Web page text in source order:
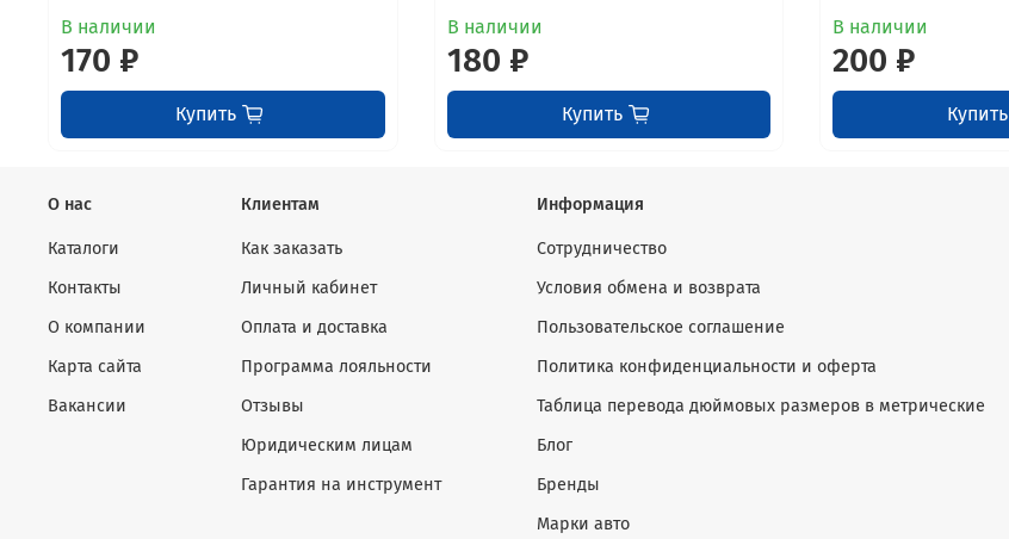
В наличии
170 ₽
Купить
В наличии
180 ₽
Купить
В наличии
200 ₽
Купить
О нас
Каталоги
Контакты
О компании
Карта сайта
Вакансии
Клиентам
Как заказать
Личный кабинет
Оплата и доставка
Программа лояльности
Отзывы
Юридическим лицам
Гарантия на инструмент
Информация
Сотрудничество
Условия обмена и возврата
Пользовательское соглашение
Политика конфиденциальности и оферта
Таблица перевода дюймовых размеров в метрические
Блог
Бренды
Марки авто